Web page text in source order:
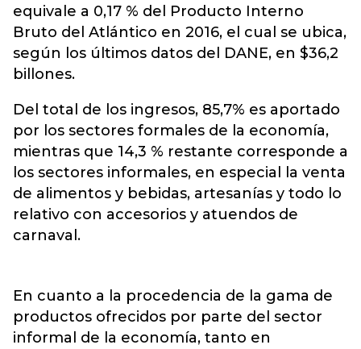
equivale a 0,17 % del Producto Interno
Bruto del Atlántico en 2016, el cual se ubica,
según los últimos datos del DANE, en $36,2
billones.
Del total de los ingresos, 85,7% es aportado
por los sectores formales de la economía,
mientras que 14,3 % restante corresponde a
los sectores informales, en especial la venta
de alimentos y bebidas, artesanías y todo lo
relativo con accesorios y atuendos de
carnaval.
En cuanto a la procedencia de la gama de
productos ofrecidos por parte del sector
informal de la economía, tanto en